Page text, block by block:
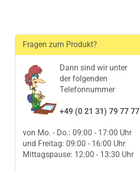
Fragen zum Produkt?
Dann sind wir unter
der folgenden
Telefonnummer
+49 (0 21 31) 79 77 77
von Mo. - Do.: 09:00 - 17:00 Uhr
und Freitag: 09:00 - 16:00 Uhr
Mittagspause: 12:00 - 13:30 Uhr